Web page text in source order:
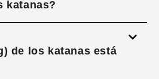
katanas?
de los katanas está